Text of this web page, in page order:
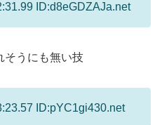
ID:d8eGDZAJa.net
そうにも無い技
ID:pYC1gi430.net